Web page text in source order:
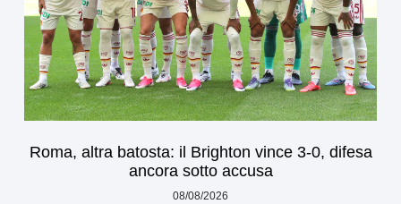
Roma, altra batosta: il Brighton vince 3-0, difesa
ancora sotto accusa
08/08/2026